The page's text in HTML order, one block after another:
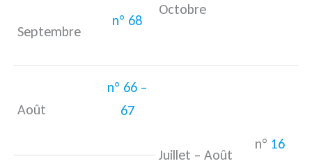
Octobre
Septembre
n° 68
Août
n° 66 –
67
Juillet – Août
n° 16